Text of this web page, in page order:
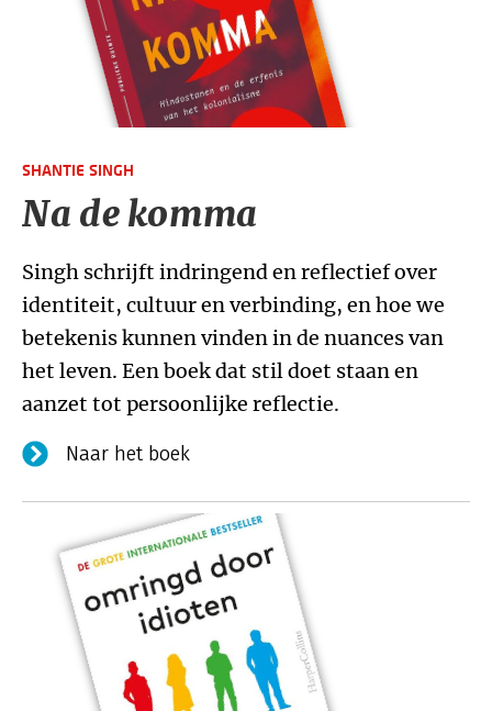
SHANTIE SINGH
Na de komma
Singh schrijft indringend en reflectief over
identiteit, cultuur en verbinding, en hoe we
betekenis kunnen vinden in de nuances van
het leven. Een boek dat stil doet staan en
aanzet tot persoonlijke reflectie.
Naar het boek